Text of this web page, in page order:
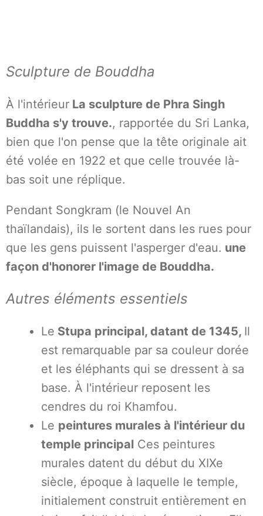
Sculpture de Bouddha
À l'intérieur La sculpture de Phra Singh
Buddha s'y trouve., rapportée du Sri Lanka,
bien que l'on pense que la tête originale ait
été volée en 1922 et que celle trouvée là-
bas soit une réplique.
Pendant Songkram (le Nouvel An
thaïlandais), ils le sortent dans les rues pour
que les gens puissent l'asperger d'eau. une
façon d'honorer l'image de Bouddha.
Autres éléments essentiels
Le Stupa principal, datant de 1345, Il
est remarquable par sa couleur dorée
et les éléphants qui se dressent à sa
base. À l'intérieur reposent les
cendres du roi Khamfou.
Le peintures murales à l'intérieur du
temple principal Ces peintures
murales datent du début du XIXe
siècle, époque à laquelle le temple,
initialement construit entièrement en